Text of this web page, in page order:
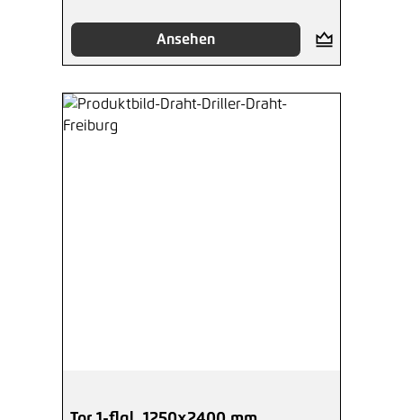
Ansehen